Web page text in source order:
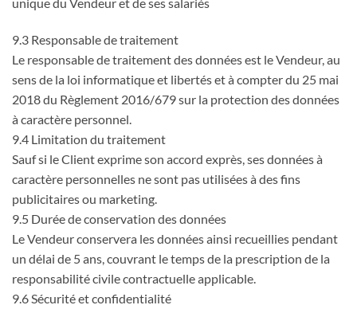
9.3 Responsable de traitement
Le responsable de traitement des données est le Vendeur, au
sens de la loi informatique et libertés et à compter du 25 mai
2018 du Règlement 2016/679 sur la protection des données
à caractère personnel.
9.4 Limitation du traitement
Sauf si le Client exprime son accord exprès, ses données à
caractère personnelles ne sont pas utilisées à des fins
publicitaires ou marketing.
9.5 Durée de conservation des données
Le Vendeur conservera les données ainsi recueillies pendant
un délai de 5 ans, couvrant le temps de la prescription de la
responsabilité civile contractuelle applicable.
9.6 Sécurité et confidentialité